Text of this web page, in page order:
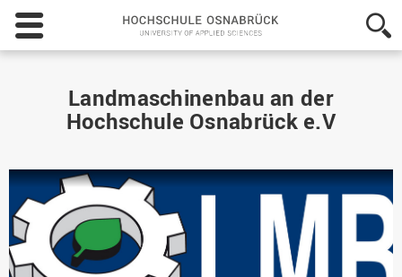
Hochschule
Osnabrück
-
Applied
Sciences
Landmaschinenbau an der
Hochschule Osnabrück e.V